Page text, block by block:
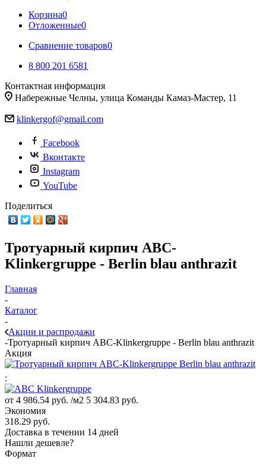
Корзина0
Отложенные0
Сравнение товаров0
8 800 201 6581
Контактная информация
Набережные Челны, улица Команды Камаз-Мастер, 11
klinkergof@gmail.com
Facebook
Вконтакте
Instagram
YouTube
Поделиться
Тротуарный кирпич ABC-
Klinkergruppe - Berlin blau anthrazit
Главная
-
Каталог
-
Акции и распродажи
-Тротуарный кирпич ABC-Klinkergruppe - Berlin blau anthrazit
Акция
:
от 4 986.54 руб. /м2 5 304.83 руб.
Экономия
318.29 руб.
Доставка в течении 14 дней
Нашли дешевле?
Формат